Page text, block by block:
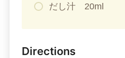
だし汁 20ml
Directions